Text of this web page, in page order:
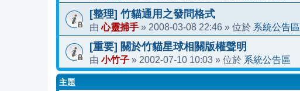
[整理] 竹貓通用之發問格式
由心靈捕手 » 2008-03-08 22:46 » 位於 系統公告區
[重要] 關於竹貓星球相關版權聲明
由 小竹子 » 2002-07-10 10:03 » 位於 系統公告區
主題